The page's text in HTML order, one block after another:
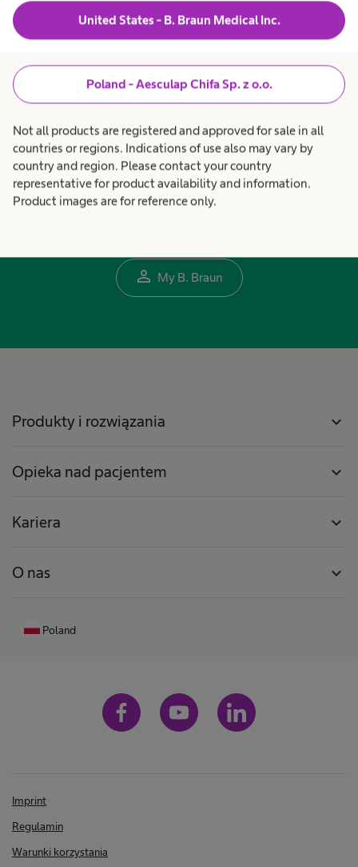
United States - B. Braun Medical Inc.
Poland - Aesculap Chifa Sp. z o.o.
Not all products are registered and approved for sale in all
countries or regions. Indications of use also may vary by
country and region. Please contact your country
representative for product availability and information.
Product images are for reference only.
Pozostań w kontakcie z
firmą My B. Braun
Spersonalizowane konto sprawia, że
korzystanie z Internetu jest łatwiejsze,
person_outline My B. Braun
Produkty i rozwiązania expand_more
Opieka nad pacjentem expand_more
Kariera expand_more
O nas expand_more
Poland
Imprint
Regulamin
Warunki korzystania